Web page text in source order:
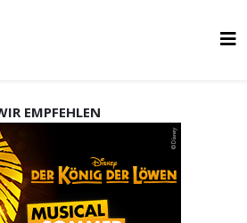
EMPFEHLEN